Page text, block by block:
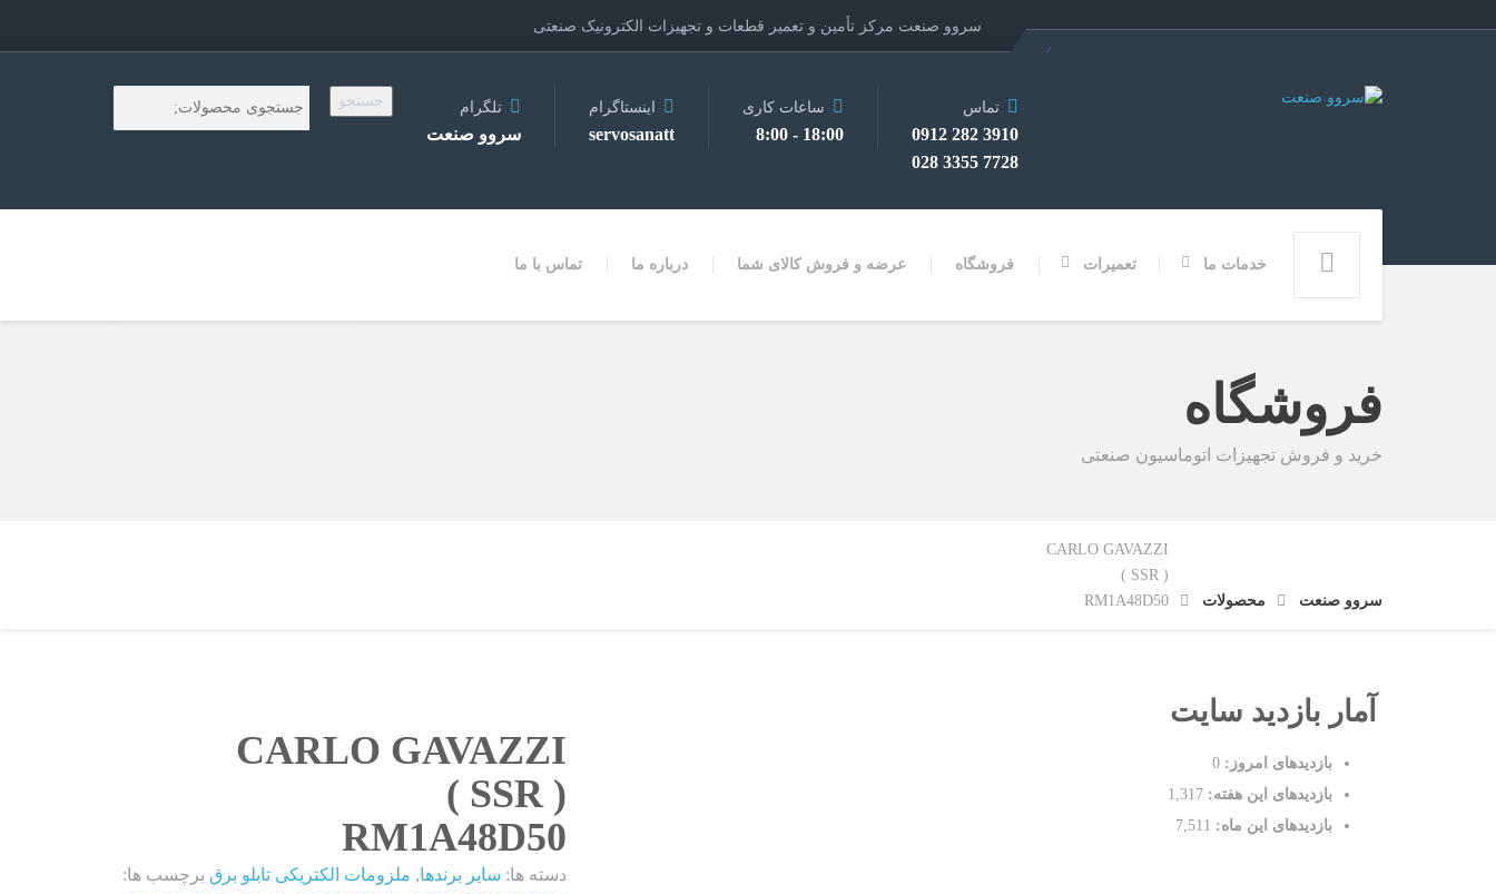
سروو صنعت مرکز تأمین و تعمیر قطعات و تجهیزات الکترونیک صنعتی
خدمات ما تعمیرات فروشگاه عرضه و فروش کالای شما درباره ما تماس با ما
تماس
3910 282 0912
7728 3355 028
ساعات کاری
18:00 - 8:00
اینستاگرام
servosanatt
تلگرام
سروو صنعت
جستجو
فروشگاه
خرید و فروش تجهیزات اتوماسیون صنعتی
سروو صنعت محصولات
CARLO GAVAZZI
( SSR )
RM1A48D50
CARLO GAVAZZI
( SSR )
RM1A48D50
دسته ها: سایر برندها, ملزومات الکتریکی تابلو برق برچسب ها:
آمار بازدید سایت
بازدیدهای امروز: 0
بازدیدهای این هفته: 1,317
بازدیدهای این ماه: 7,511